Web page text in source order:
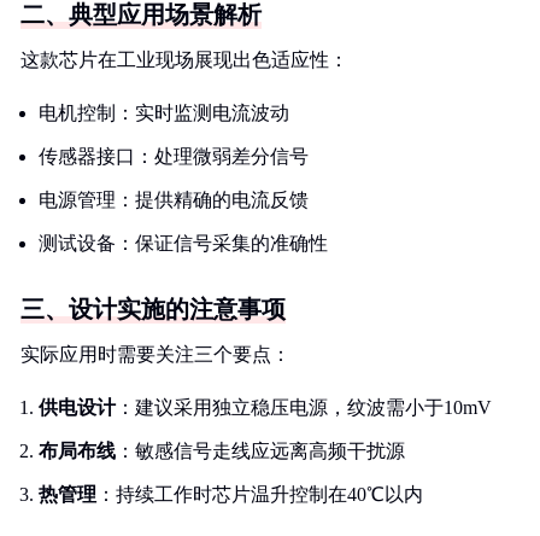
二、典型应用场景解析
这款芯片在工业现场展现出色适应性：
电机控制：实时监测电流波动
传感器接口：处理微弱差分信号
电源管理：提供精确的电流反馈
测试设备：保证信号采集的准确性
三、设计实施的注意事项
实际应用时需要关注三个要点：
供电设计：建议采用独立稳压电源，纹波需小于10mV
布局布线 ：敏感信号走线应远离高频干扰源
热管理 ：持续工作时芯片温升控制在40℃以内